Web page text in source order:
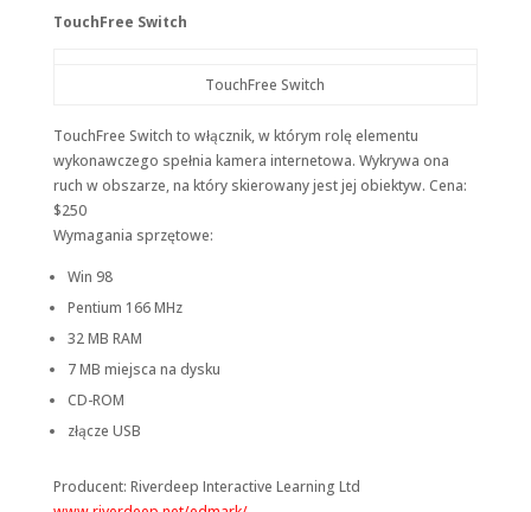
TouchFree Switch
TouchFree Switch
TouchFree Switch to włącznik, w którym rolę elementu
wykonawczego spełnia kamera internetowa. Wykrywa ona
ruch w obszarze, na który skierowany jest jej obiektyw. Cena:
$250
Wymagania sprzętowe:
Win 98
Pentium 166 MHz
32 MB RAM
7 MB miejsca na dysku
CD-ROM
złącze USB
Producent: Riverdeep Interactive Learning Ltd